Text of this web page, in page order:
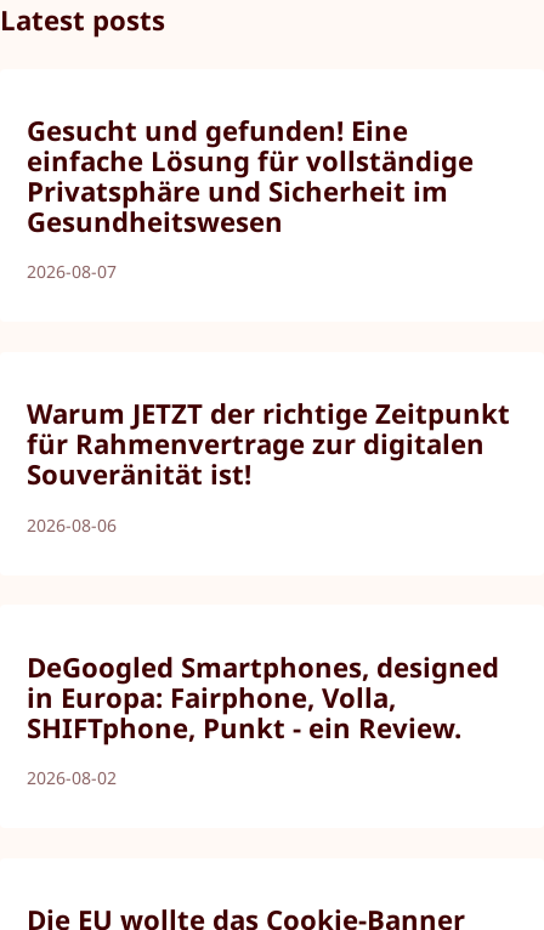
Latest posts
Gesucht und gefunden! Eine
einfache Lösung für vollständige
Privatsphäre und Sicherheit im
Gesundheitswesen
2026-08-07
Warum JETZT der richtige Zeitpunkt
für Rahmenvertrage zur digitalen
Souveränität ist!
2026-08-06
DeGoogled Smartphones, designed
in Europa: Fairphone, Volla,
SHIFTphone, Punkt - ein Review.
2026-08-02
Die EU wollte das Cookie-Banner